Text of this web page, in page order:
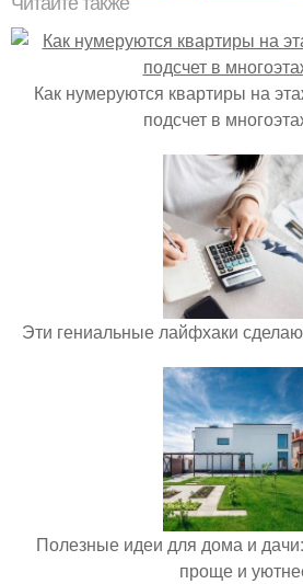
Как нумеруются квартиры на
подсчет в
Эти гениальные лайфхаки
Полезные идеи для дома и
проще и